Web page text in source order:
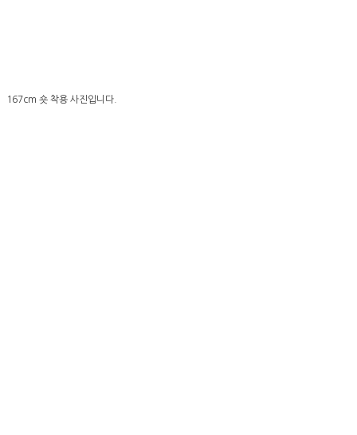
167cm 숏 착용 사진입니다.